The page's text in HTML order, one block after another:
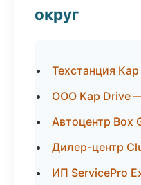
округ
Техстанция
ООО Кар Drive
Автоцентр Box
Дилер-центр
ИП ServicePro